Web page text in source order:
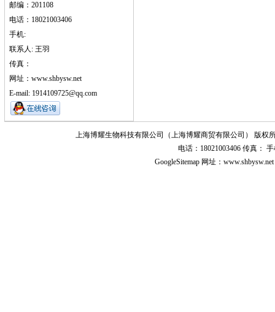
邮编：201108
电话：18021003406
手机:
联系人: 王羽
传真：
网址：www.shbysw.net
E-mail: 1914109725@qq.com
上海博耀生物科技有限公司（上海博耀商贸有限公司） 版权
电话：18021003406 传真：
GoogleSitemap 网址：